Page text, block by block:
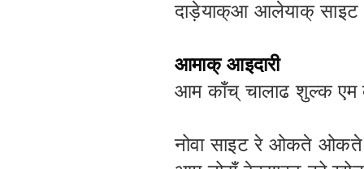
दाड़ेयाक्आ आलेयाक् साइट
आमाक् आइदारी
आम काँच् चालाढ शुल्क एम
नोवा साइट रे ओकते ओकते